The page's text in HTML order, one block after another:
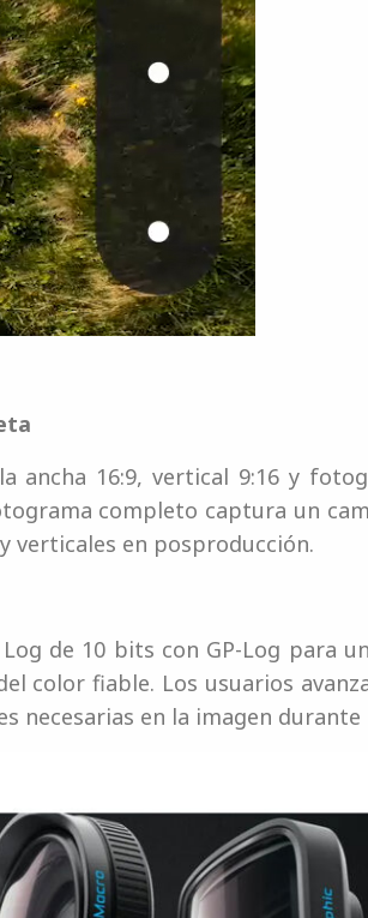
ancha 16:9, vertical 9:16 y
completo captura un
verticales en posproducción.
de 10 bits con GP-Log para
color fiable. Los usuarios
necesarias en la imagen